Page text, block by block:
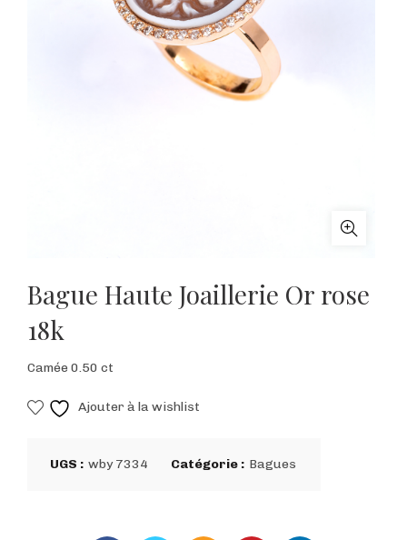
Bague Haute Joaillerie Or rose
18k
Camée 0.50 ct
Ajouter à la wishlist
UGS : wby 7334 Catégorie : Bagues